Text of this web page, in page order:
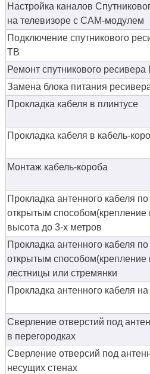
Настройка каналов
на телевизоре с CAM-модулем
Подключение спутникового
ТВ
Ремонт спутникового
Замена блока питания
Прокладка кабеля в плинтусе
Прокладка кабеля в кабель-
Монтаж кабель-короба
Прокладка антенного кабеля по
открытым способом(крепление
высота до 3-х метров
Прокладка антенного кабеля по
открытым способом(крепление
лестницы или стремянки
Прокладка антенного кабеля на
Сверление отверстий под
в перегородках
Сверление отверсий под
несущих стенах